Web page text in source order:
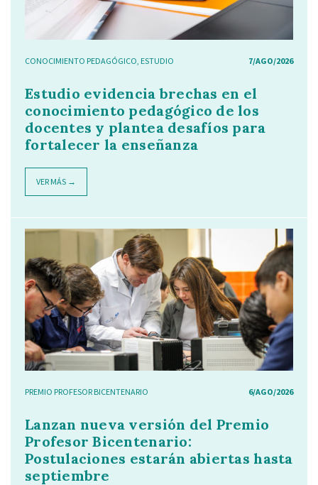
CONOCIMIENTO PEDAGÓGICO ESTUDIO 7/AGO/2026
Estudio evidencia brechas en el
conocimiento pedagógico de los
docentes y plantea desafíos para
fortalecer la enseñanza
VER MÁS →
PREMIO PROFESOR BICENTENARIO 6/AGO/2026
Lanzan nueva versión del Premio
Profesor Bicentenario:
Postulaciones estarán abiertas hasta
septiembre